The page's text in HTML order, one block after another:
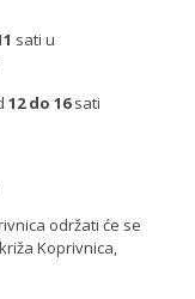
sati u
12 do 16sati
održati će se
Koprivnica,